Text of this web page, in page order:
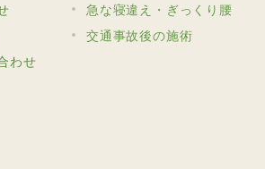
わせ
急な寝違え・ぎっくり腰
交通事故後の施術